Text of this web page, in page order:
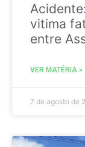
vitima
entre
VER MATÉRIA »
7 de agosto de